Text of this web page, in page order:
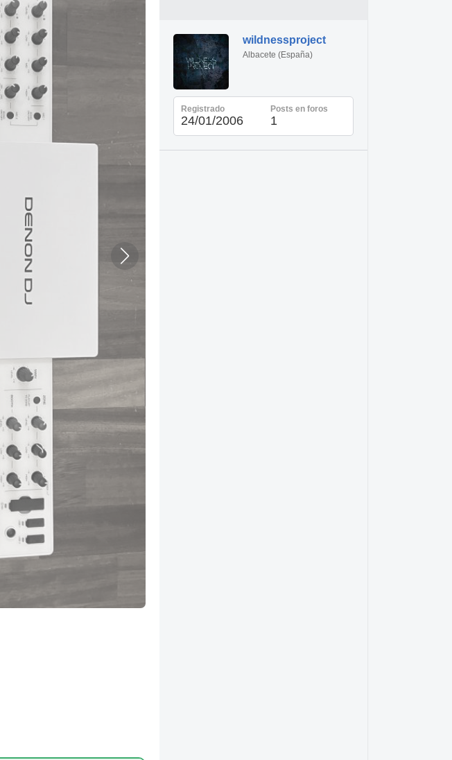
wildnessproject
Albacete (España)
Registrado
24/01/2006
Posts en foros
1